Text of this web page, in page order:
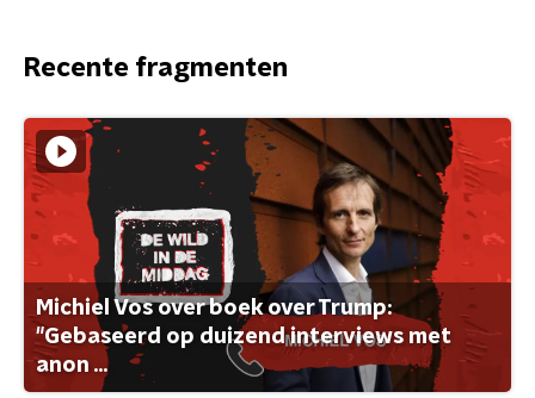
Recente fragmenten
Michiel Vos over boek over Trump:
"Gebaseerd op duizend interviews met
anon ...